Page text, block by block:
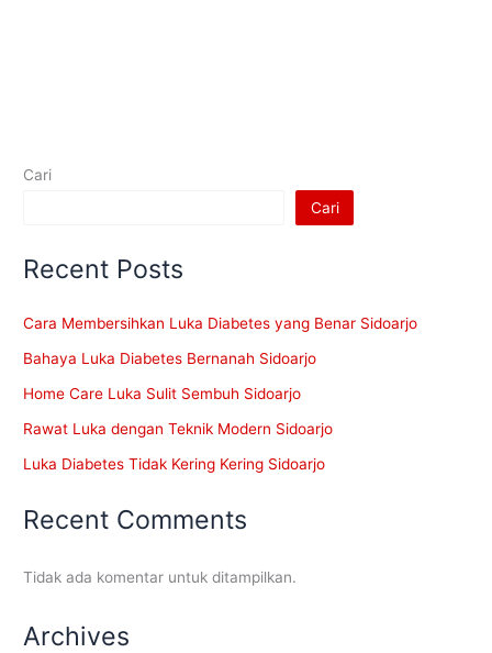
Cari
Cari
Recent Posts
Cara Membersihkan Luka Diabetes yang Benar Sidoarjo
Bahaya Luka Diabetes Bernanah Sidoarjo
Home Care Luka Sulit Sembuh Sidoarjo
Rawat Luka dengan Teknik Modern Sidoarjo
Luka Diabetes Tidak Kering Kering Sidoarjo
Recent Comments
Tidak ada komentar untuk ditampilkan.
Archives